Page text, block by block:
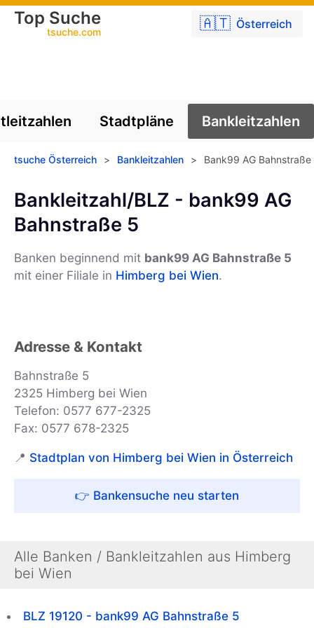
🇦🇹 Österreich
Top Suche
tsuche.com
Stadtpläne Bankleitzahlen
tsuche Österreich > Bankleitzahlen > Bank99 AG Bahnstraße
Bankleitzahl/BLZ - bank99 AG
Bahnstraße 5
Banken beginnend mit bank99 AG Bahnstraße 5
mit einer Filiale in Himberg bei Wien.
Adresse & Kontakt
Bahnstraße 5
2325 Himberg bei Wien
Telefon: 0577 677-2325
Fax: 0577 678-2325
📍 Stadtplan von Himberg bei Wien in Österreich
👉 Bankensuche neu starten
Alle Banken / Bankleitzahlen aus Himberg
bei Wien
BLZ 19120 - bank99 AG Bahnstraße 5